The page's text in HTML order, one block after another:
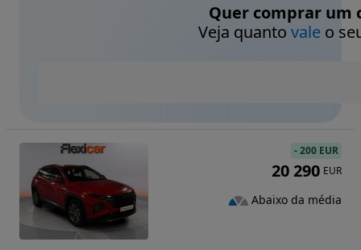
Quer comprar um
Veja quanto valeo
-200 EUR
20 290 EUR
Abaixo da média